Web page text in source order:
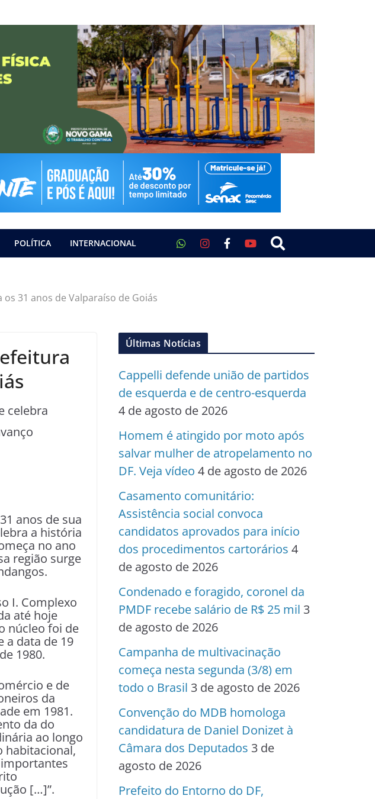
POLÍTICA INTERNACIONAL
31 anos de Valparaíso de Goiás
celebra
anos de sua
a história
no ano
região surge
I. Complexo
até hoje
núcleo foi de
a data de 19
1980.
e de
da
em 1981.
da do
ao longo
habitacional,
[…]”.
Últimas Notícias
Cappelli defende união de partidos
de esquerda e de centro-esquerda
4 de agosto de 2026
Homem é atingido por moto após
salvar mulher de atropelamento no
DF. Veja vídeo 4 de agosto de 2026
Casamento comunitário:
Assistência social convoca
candidatos aprovados para início
dos procedimentos cartorários 4
de agosto de 2026
Condenado e foragido, coronel da
PMDF recebe salário de R$ 25 mil 3
de agosto de 2026
Campanha de multivacinação
começa nesta segunda (3/8) em
todo o Brasil 3 de agosto de 2026
Convenção do MDB homologa
candidatura de Daniel Donizet à
Câmara dos Deputados 3 de
agosto de 2026
Prefeito do Entorno do DF,